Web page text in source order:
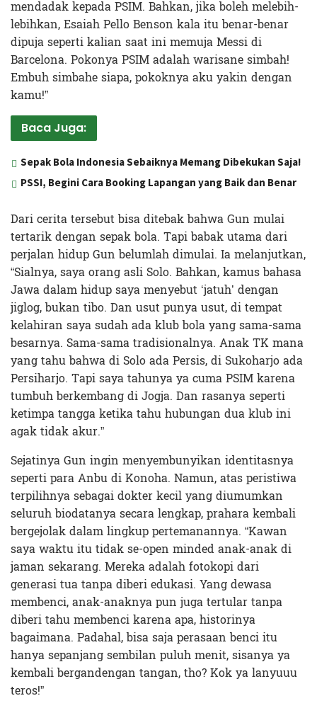
mendadak kepada PSIM. Bahkan, jika boleh melebih-
lebihkan, Esaiah Pello Benson kala itu benar-benar
dipuja seperti kalian saat ini memuja Messi di
Barcelona. Pokonya PSIM adalah warisane simbah!
Embuh simbahe siapa, pokoknya aku yakin dengan
kamu!”
Baca Juga:
Sepak Bola Indonesia Sebaiknya Memang Dibekukan Saja!
PSSI, Begini Cara Booking Lapangan yang Baik dan Benar
Dari cerita tersebut bisa ditebak bahwa Gun mulai
tertarik dengan sepak bola. Tapi babak utama dari
perjalan hidup Gun belumlah dimulai. Ia melanjutkan,
“Sialnya, saya orang asli Solo. Bahkan, kamus bahasa
Jawa dalam hidup saya menyebut ‘jatuh’ dengan
jiglog, bukan tibo. Dan usut punya usut, di tempat
kelahiran saya sudah ada klub bola yang sama-sama
besarnya. Sama-sama tradisionalnya. Anak TK mana
yang tahu bahwa di Solo ada Persis, di Sukoharjo ada
Persiharjo. Tapi saya tahunya ya cuma PSIM karena
tumbuh berkembang di Jogja. Dan rasanya seperti
ketimpa tangga ketika tahu hubungan dua klub ini
agak tidak akur.”
Sejatinya Gun ingin menyembunyikan identitasnya
seperti para Anbu di Konoha. Namun, atas peristiwa
terpilihnya sebagai dokter kecil yang diumumkan
seluruh biodatanya secara lengkap, prahara kembali
bergejolak dalam lingkup pertemanannya. “Kawan
saya waktu itu tidak se-open minded anak-anak di
jaman sekarang. Mereka adalah fotokopi dari
generasi tua tanpa diberi edukasi. Yang dewasa
membenci, anak-anaknya pun juga tertular tanpa
diberi tahu membenci karena apa, historinya
bagaimana. Padahal, bisa saja perasaan benci itu
hanya sepanjang sembilan puluh menit, sisanya ya
kembali bergandengan tangan, tho? Kok ya lanyuuu
teros!”